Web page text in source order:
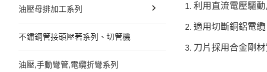
油壓母排加工系列
不鏽鋼管接頭壓著系列、切管機
油壓,手動彎管,電纜折彎系列
利用直流電壓驅
適用切斷銅鋁電
刀片採用合金剛